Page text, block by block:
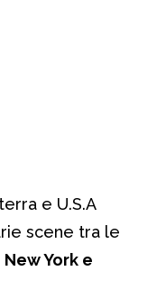
e U.S.A
scene tra le
New York e